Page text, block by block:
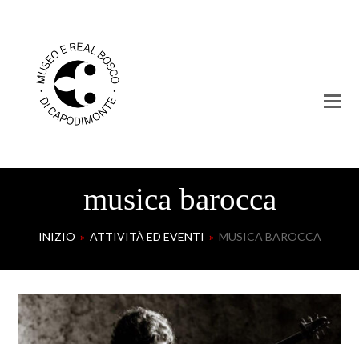
musica barocca
INIZIO » ATTIVITÀ ED EVENTI » MUSICA BAROCCA